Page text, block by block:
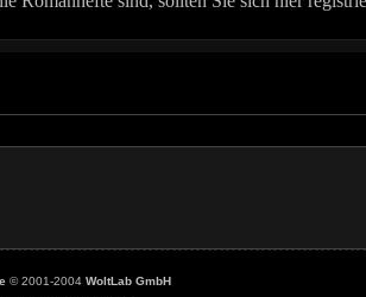
© 2001-2004 WoltLab GmbH